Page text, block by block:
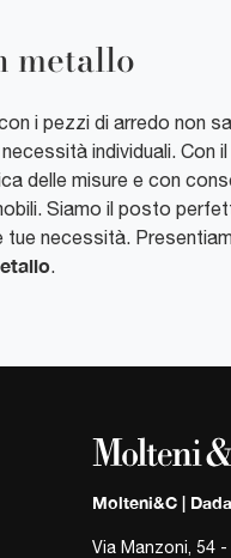
metallo
i pezzi di arredo non
individuali.
delle misure e con
Siamo il posto
tue necessità.
Molteni&C |
Via Manzoni, 54 -